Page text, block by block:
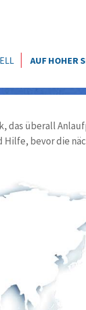
AUF HOHER
das überall
bevor die